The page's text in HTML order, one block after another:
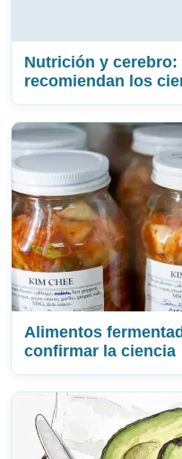
Nutrición y
recomiendan los
Alimentos
confirmar la ciencia